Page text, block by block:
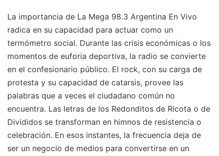
La importancia de La Mega 98.3 Argentina En Vivo
radica en su capacidad para actuar como un
termómetro social. Durante las crisis económicas o los
momentos de euforia deportiva, la radio se convierte
en el confesionario público. El rock, con su carga de
protesta y su capacidad de catarsis, provee las
palabras que a veces el ciudadano común no
encuentra. Las letras de los Redonditos de Ricota o de
Divididos se transforman en himnos de resistencia o
celebración. En esos instantes, la frecuencia deja de
ser un negocio de medios para convertirse en un